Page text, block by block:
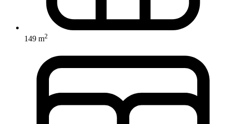
149 m2